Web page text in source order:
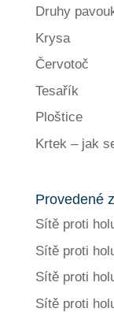
Druhy
Krysa
Červotoč
Tesařík
Ploštice
Krtek – jak
Provedené
Sítě proti
Sítě proti
Sítě proti
Sítě proti